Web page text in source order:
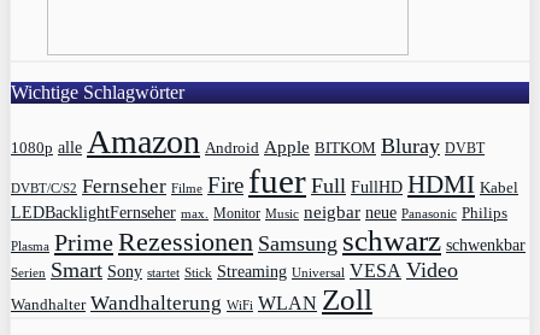
Wichtige Schlagwörter
1080p alle Amazon Android Apple BITKOM Bluray DVBT
DVBT/C/S2 Fernseher Filme Fire fuer Full FullHD HDMI Kabel
LEDBacklightFernseher max. Monitor Music neigbar neue Panasonic Philips
Plasma PrimeRezessionen Samsung schwarz schwenkbar
Serien Smart Sony startet Stick Streaming Universal VESA Video
Wandhalter Wandhalterung WiFi WLAN Zoll